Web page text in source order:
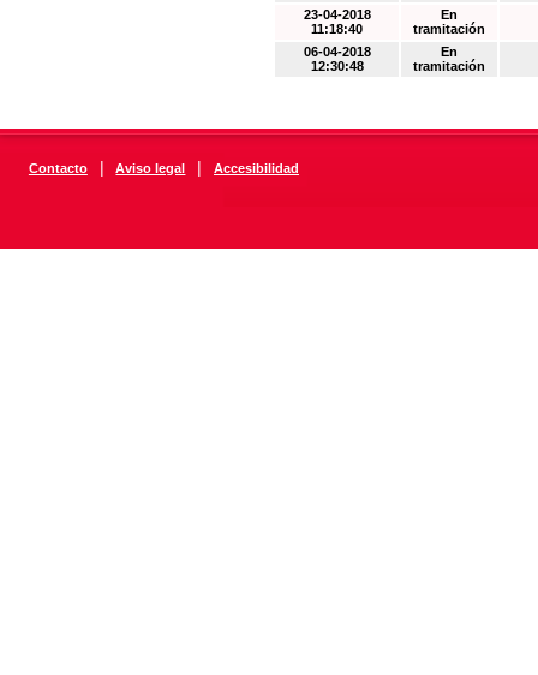
23-04-2018
11:18:40
En
tramitación
06-04-2018
12:30:48
En
tramitación
Contacto | Aviso legal | Accesibilidad